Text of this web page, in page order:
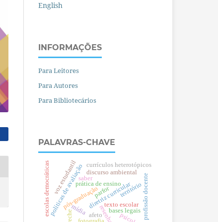
English
INFORMAÇÕES
Para Leitores
Para Autores
Para Bibliotecários
PALAVRAS-CHAVE
resenha
território
diretriz curricular
prática de ensino
texto escolar
políticas de avaliação
pós-graduação
saber
discurso ambiental
mídia
escolas democráticas parfor
voz estudantil
creche bases legais profissão docente
currículos heterotópicos
afeto